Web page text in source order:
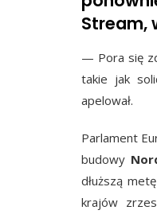
Stream,
— Pora się
takie jak
apelował.
Parlament
budowy
dłuższą
krajów